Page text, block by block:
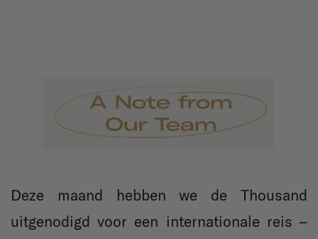
Deze maand hebben we de Thousand
uitgenodigd voor een internationale reis –